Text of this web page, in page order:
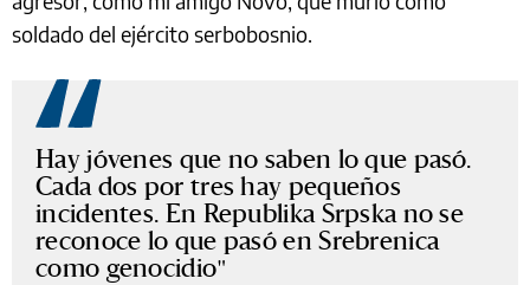
soldado del ejército serbobosnio.
Hay jóvenes que no saben lo que pasó.
Cada dos por tres hay pequeños
incidentes. En Republika Srpska no se
reconoce lo que pasó en Srebrenica
como genocidio